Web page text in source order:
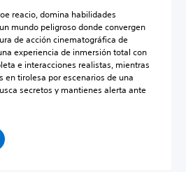
reacio, domina habilidades
mundo peligroso donde convergen
de acción cinematográfica de
experiencia de inmersión total con
e interacciones realistas, mientras
en tirolesa por escenarios de una
secretos y mantienes alerta ante